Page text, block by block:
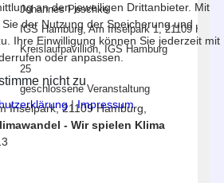
Johannes Peschke
IGS Hamburg,Am Inselpark 1, 21109
Kreislaufpavillion, IGS Hamburg
25
geschlossene Veranstaltung
Inselpark, 21109 Hamburg,
- Wir spielen Klima
an den jeweiligen Drittanbieter. Mit
der Nutzung der Speicherung und
Ihre Einwilligung können Sie jederzeit mit
oder anpassen.
nicht zu
|Impressum